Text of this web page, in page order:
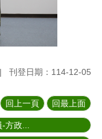
刊登日期：114-12-05
回上一頁 回最上面
-方政...